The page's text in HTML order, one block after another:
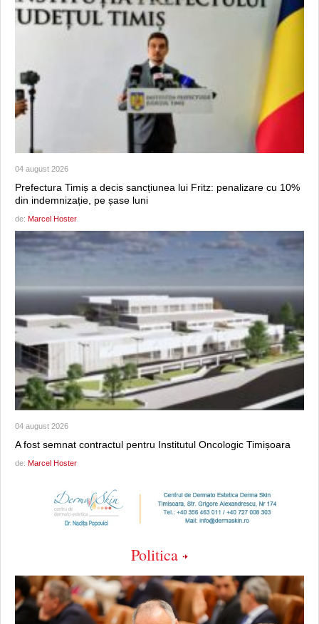
04 august 2026
Prefectura Timiș a decis sancțiunea lui Fritz: penalizare cu 10%
din indemnizație, pe șase luni
de: Marcel Hoster
04 august 2026
A fost semnat contractul pentru Institutul Oncologic Timișoara
de: Marcel Hoster
Politica